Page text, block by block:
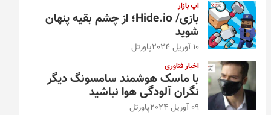
اپ بازار
بازی/ Hide.io؛ از چشم بقیه پنهان
شوید
10 آوریل 2024 پاورتل
اخبار فناوری
با ماسک هوشمند سامسونگ دیگر
نگران آلودگی هوا نباشید
09 آوریل 2024 پاورتل